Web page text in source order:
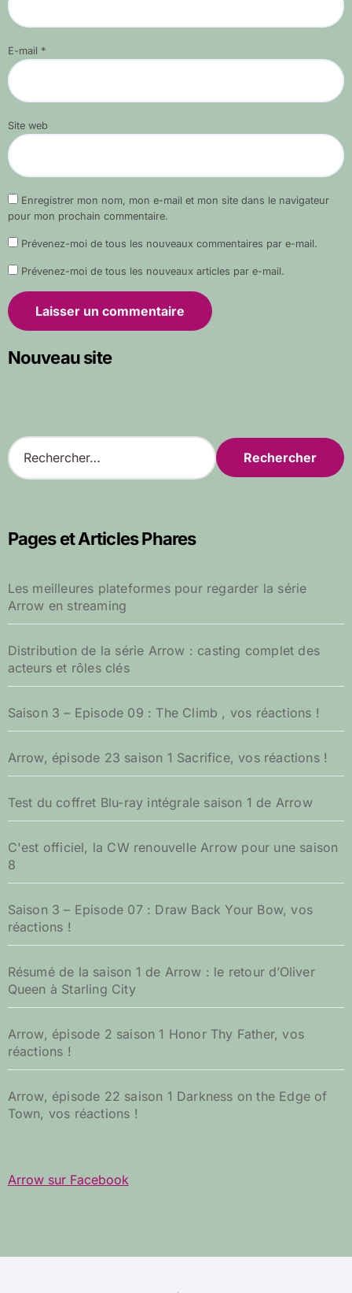
E-mail *
Site web
Enregistrer mon nom, mon e-mail et mon site dans le navigateur
pour mon prochain commentaire.
Prévenez-moi de tous les nouveaux commentaires par e-mail.
Prévenez-moi de tous les nouveaux articles par e-mail.
Nouveau site
R
e
c
r
c
e
r
Pages et Articles Phares
Les meilleures plateformes pour regarder la série
Arrow en streaming
Distribution de la série Arrow : casting complet des
acteurs et rôles clés
Saison 3 – Episode 09 : The Climb , vos réactions !
Arrow, épisode 23 saison 1 Sacrifice, vos réactions !
Test du coffret Blu-ray intégrale saison 1 de Arrow
C'est officiel, la CW renouvelle Arrow pour une saison
8
Saison 3 – Episode 07 : Draw Back Your Bow, vos
réactions !
Résumé de la saison 1 de Arrow : le retour d’Oliver
Queen à Starling City
Arrow, épisode 2 saison 1 Honor Thy Father, vos
réactions !
Arrow, épisode 22 saison 1 Darkness on the Edge of
Town, vos réactions !
Arrow sur Facebook